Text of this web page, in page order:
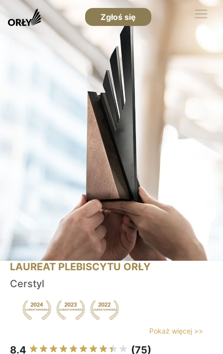
Zgłoś się
LAUREAT PLEBISCYTU ORŁY
Cerstyl
Pokaż więcej >>
8.4 (75)